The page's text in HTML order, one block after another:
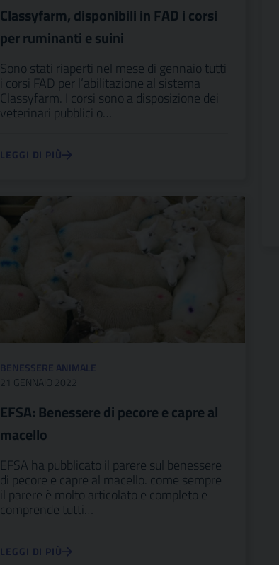
Classyfarm, disponibili in FAD i corsi
per ruminanti e suini
Sono stati riaperti nel mese di gennaio tutti
i corsi FAD per l’abilitazione al sistema
Classyfarm. I corsi sono a disposizione dei
veterinari pubblici o…
LEGGI DI PIÙ
BENESSERE ANIMALE
21 GENNAIO 2022
EFSA: Benessere di pecore e capre al
macello
EFSA ha pubblicato il parere sul benessere
di pecore e capre al macello. come sempre
il parere è molto articolato e completo e
comprende tutti…
LEGGI DI PIÙ